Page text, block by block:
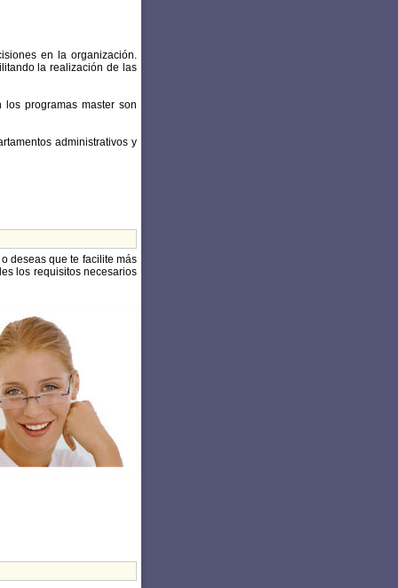
en la organización.
la realización de las
programas master son
administrativos y
o deseas que te facilite más
los requisitos necesarios